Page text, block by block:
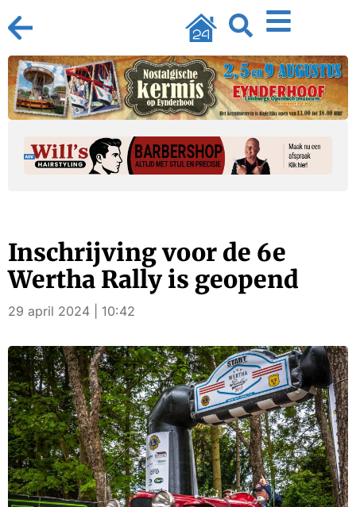
Inschrijving voor de 6e
Wertha Rally is geopend
29 april 2024 | 10:42